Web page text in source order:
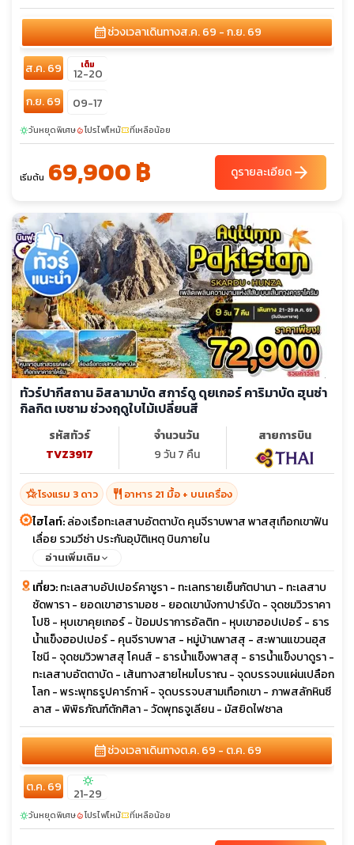
calendar_monthช่วงเวลาเดินทางส.ค. 69 - ก.ย. 69
ส.ค. 69 เต็ม
12-20
ก.ย. 69
09-17
sunnyวันหยุดพิเศษlocal_fire_departmentโปรไฟไหม้confirmation_numberที่เหลือน้อย
เริ่มต้น 69,900 ฿ ดูรายละเอียดarrow_forward
ทัวร์ปากีสถาน อิสลามาบัด สการ์ดู ดุยเกอร์ คาริมาบัด ฮุนซ่า
กิลกิต เบชาม ช่วงฤดูใบไม้เปลี่ยนสี
รหัสทัวร์
TVZ3917
จำนวนวัน
9 วัน 7 คืน
สายการบิน
hotel_classโรงแรม 3 ดาว restaurant อาหาร 21 มื้อ + บนเครื่อง
ไฮไลท์:ล่องเรือทะเลสาบอัตตาบัด คุนจีราบพาส พาสสุเทือกเขาฟัน
เลื่อย รวมวีซ่า ประกันอุบัติเหตุ บินภายใน
อ่านเพิ่มเติม
เที่ยว:ทะเลสาบอัปเปอร์คาชูรา - ทะเลทรายเย็นกัตปานา - ทะเลสาบ
ชัดพารา - ยอดเขาฮารามอช - ยอดเขานังกาปาร์บัด - จุดชมวิวราคา
โปชิ - หุบเขาคุยเกอร์ - ป้อมปราการอัลติท - หุบเขาฮอปเปอร์ - ธาร
น้ำแข็งฮอปเปอร์ - คุนจีราบพาส - หมู่บ้านพาสสุ - สะพานแขวนฮุส
ไซนี - จุดชมวิวพาสสุ โคนส์ - ธารน้ำแข็งพาสสุ - ธารน้ำแข็งบาดูรา -
ทะเลสาบอัตตาบัด - เส้นทางสายไหมโบราณ - จุดบรรจบแผ่นเปลือก
โลก - พระพุทธรูปคาร์กาห์ - จุดบรรจบสามเทือกเขา - ภาพสลักหินซี
ลาส - พิพิธภัณฑ์ตักศิลา - วัดพุทธจูเลียน - มัสยิดไฟซาล
calendar_monthช่วงเวลาเดินทางต.ค. 69 - ต.ค. 69
ต.ค. 69 sunny
21-29
sunnyวันหยุดพิเศษlocal_fire_departmentโปรไฟไหม้confirmation_numberที่เหลือน้อย